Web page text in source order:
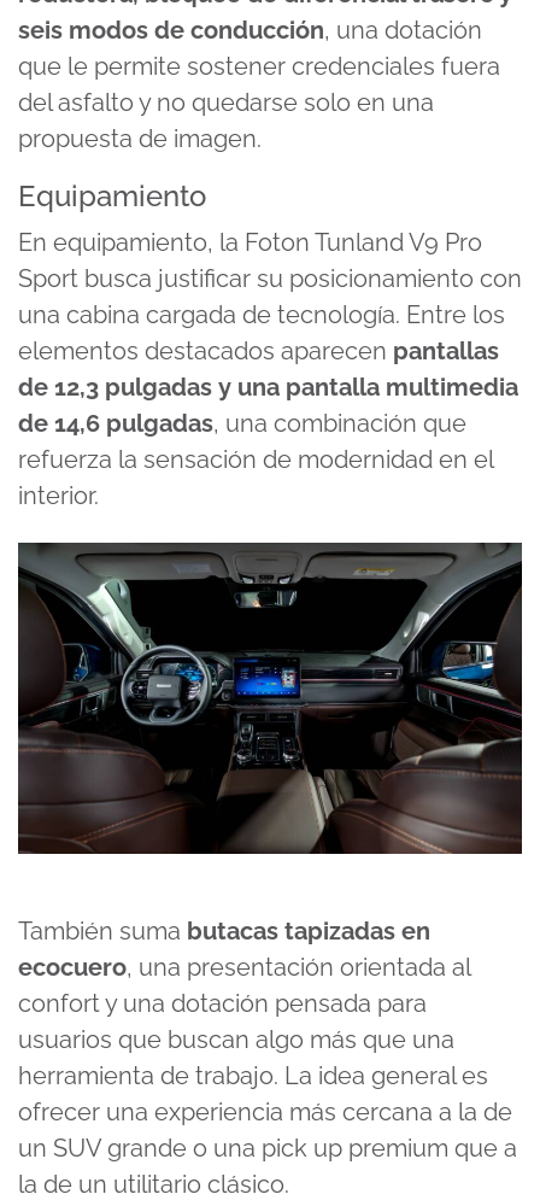
seis modos de conducción, una dotación
que le permite sostener credenciales fuera
del asfalto y no quedarse solo en una
propuesta de imagen.
Equipamiento
En equipamiento, la Foton Tunland V9 Pro
Sport busca justificar su posicionamiento con
una cabina cargada de tecnología. Entre los
elementos destacados aparecen pantallas
de 12,3 pulgadas y una pantalla multimedia
de 14,6 pulgadas, una combinación que
refuerza la sensación de modernidad en el
interior.
También suma butacas tapizadas en
ecocuero, una presentación orientada al
confort y una dotación pensada para
usuarios que buscan algo más que una
herramienta de trabajo. La idea general es
ofrecer una experiencia más cercana a la de
un SUV grande o una pick up premium que a
la de un utilitario clásico.